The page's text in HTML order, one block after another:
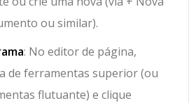
ou similar).
: No editor de página,
de ferramentas superior (ou
flutuante) e clique